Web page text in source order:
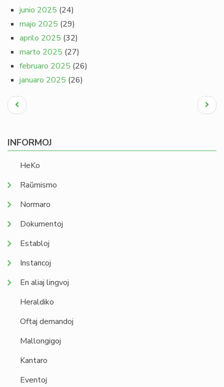
junio 2025 (24)
majo 2025 (29)
aprilo 2025 (32)
marto 2025 (27)
februaro 2025 (26)
januaro 2025 (26)
Pagination
Antaŭa
paĝo
Next
page
INFORMOJ
HeKo
Raŭmismo
Normaro
Dokumentoj
Establoj
Instancoj
En aliaj lingvoj
Heraldiko
Oftaj demandoj
Mallongigoj
Kantaro
Eventoj